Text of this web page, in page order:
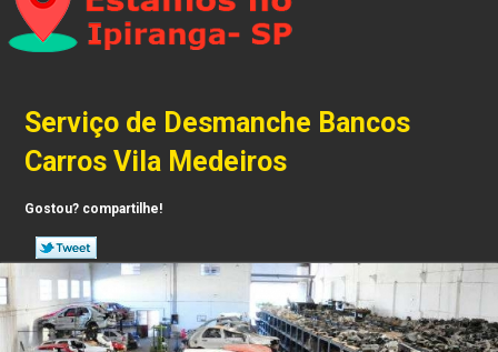
Serviço de Desmanche Bancos
Carros Vila Medeiros
Gostou? compartilhe!